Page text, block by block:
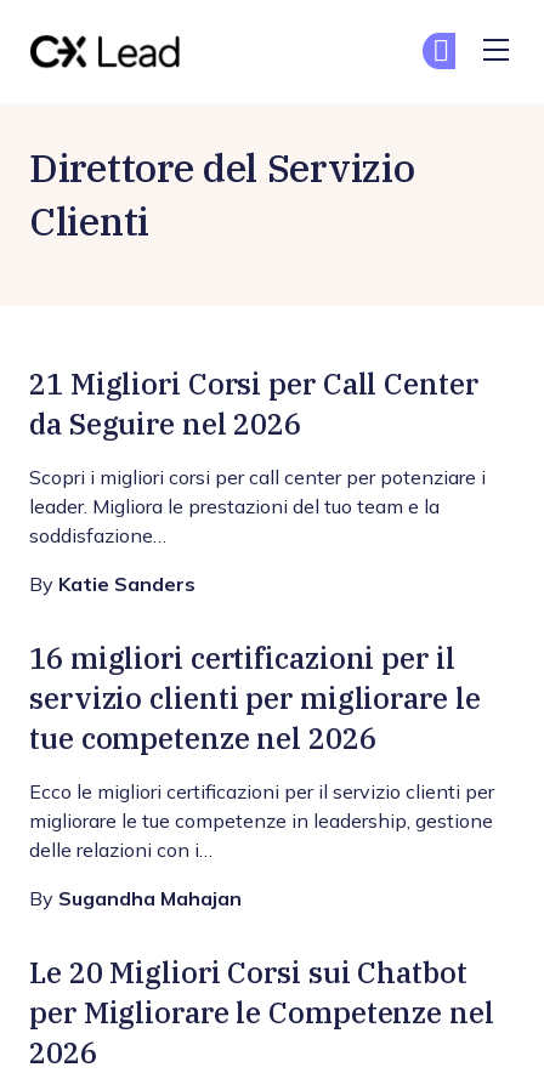
Direttore del Servizio
Clienti
21 Migliori Corsi per Call Center
da Seguire nel 2026
Scopri i migliori corsi per call center per potenziare i
leader. Migliora le prestazioni del tuo team e la
soddisfazione…
By Katie Sanders
16 migliori certificazioni per il
servizio clienti per migliorare le
tue competenze nel 2026
Ecco le migliori certificazioni per il servizio clienti per
migliorare le tue competenze in leadership, gestione
delle relazioni con i…
By Sugandha Mahajan
Le 20 Migliori Corsi sui Chatbot
per Migliorare le Competenze nel
2026